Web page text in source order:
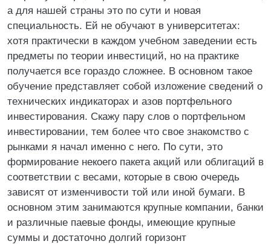
а для нашей страны это по сути и новая
специальность. Ей не обучают в университетах:
хотя практически в каждом учебном заведении есть
предметы по теории инвестиций, но на практике
получается все гораздо сложнее. В основном такое
обучение представляет собой изложение сведений о
технических индикаторах и азов портфельного
инвестирования. Скажу пару слов о портфельном
инвестировании, тем более что свое знакомство с
рынками я начал именно с него. По сути, это
формирование некоего пакета акций или облигаций в
соответствии с весами, которые в свою очередь
зависят от изменчивости той или иной бумаги. В
основном этим занимаются крупные компании, банки
и различные паевые фонды, имеющие крупные
суммы и достаточно долгий горизонт